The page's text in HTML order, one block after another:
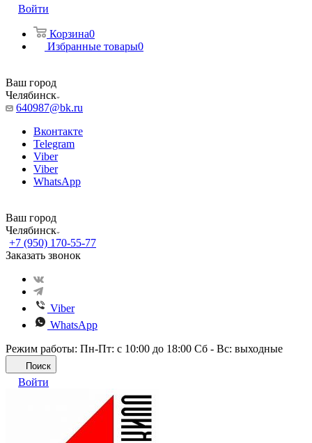
Войти
Корзина0
Избранные товары0
Ваш город
Челябинск
640987@bk.ru
Вконтакте
Telegram
Viber
Viber
WhatsApp
Ваш город
Челябинск
+7 (950) 170-55-77
Заказать звонок
Viber
WhatsApp
Режим работы: Пн-Пт: с 10:00 до 18:00 Сб - Вс: выходные
Поиск
Войти